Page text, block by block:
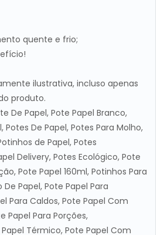
quente e frio;
ilustrativa, incluso apenas
produto.
De Papel, Pote Papel Branco,
Potes De Papel, Potes Para Molho,
de Papel, Potes
Delivery, Potes Ecológico, Pote
Pote Papel 160ml, Potinhos Para
De Papel, Pote Papel Para
Para Caldos, Pote Papel Com
Papel Para Porções,
Térmico, Pote Papel Com